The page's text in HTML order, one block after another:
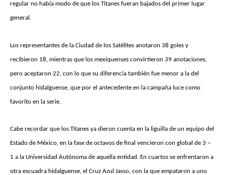
regular no había modo de que los Titanes fueran bajados del primer lugar
general.
Los representantes de la Ciudad de los Satélites anotaron 38 goles y
recibieron 18, mientras que los mexiquenses convirtieron 39 anotaciones,
pero aceptaron 22, con lo que su diferencia también fue menor a la del
conjunto hidalguense, que por el antecedente en la campaña luce como
favorito en la serie.
Cabe recordar que los Titanes ya dieron cuenta en la liguilla de un equipo del
Estado de México, en la fase de octavos de final vencieron con global de 3 –
1 a la Universidad Autónoma de aquella entidad. En cuartos se enfrentaron a
otra escuadra hidalguense, el Cruz Azul Jasso, con la que empataron a uno